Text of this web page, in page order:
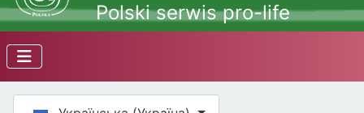
Polski serwis pro-life
Оберіть свою мову